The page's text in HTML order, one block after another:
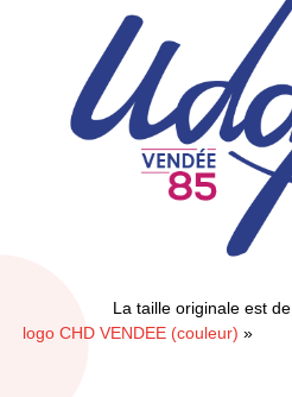
La taille originale est de
logo CHD VENDEE (couleur) »